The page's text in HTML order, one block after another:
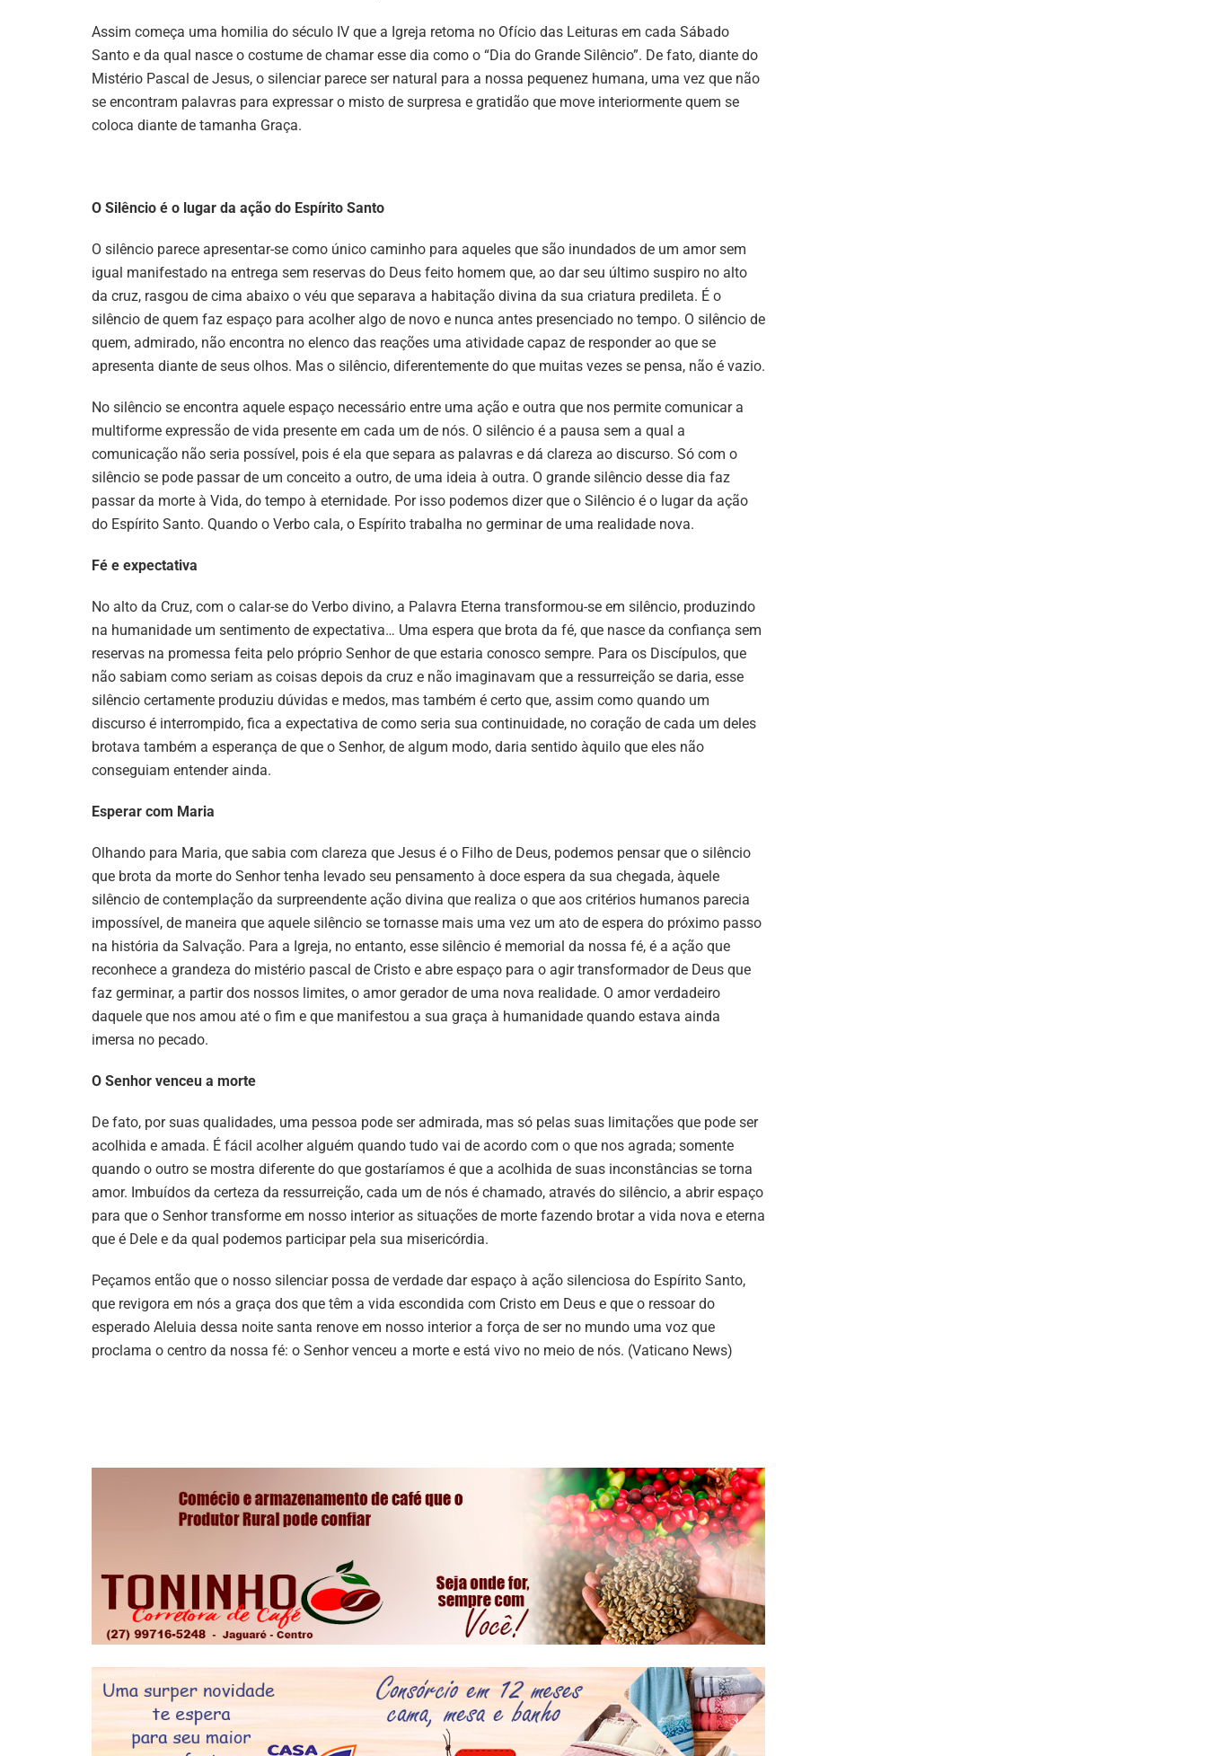
Assim começa uma homilia do século IV que a Igreja retoma no Ofício das Leituras em cada Sábado
Santo e da qual nasce o costume de chamar esse dia como o “Dia do Grande Silêncio”. De fato, diante do
Mistério Pascal de Jesus, o silenciar parece ser natural para a nossa pequenez humana, uma vez que não
se encontram palavras para expressar o misto de surpresa e gratidão que move interiormente quem se
coloca diante de tamanha Graça.
O Silêncio é o lugar da ação do Espírito Santo
O silêncio parece apresentar-se como único caminho para aqueles que são inundados de um amor sem
igual manifestado na entrega sem reservas do Deus feito homem que, ao dar seu último suspiro no alto
da cruz, rasgou de cima abaixo o véu que separava a habitação divina da sua criatura predileta. É o
silêncio de quem faz espaço para acolher algo de novo e nunca antes presenciado no tempo. O silêncio de
quem, admirado, não encontra no elenco das reações uma atividade capaz de responder ao que se
apresenta diante de seus olhos. Mas o silêncio, diferentemente do que muitas vezes se pensa, não é vazio.
No silêncio se encontra aquele espaço necessário entre uma ação e outra que nos permite comunicar a
multiforme expressão de vida presente em cada um de nós. O silêncio é a pausa sem a qual a
comunicação não seria possível, pois é ela que separa as palavras e dá clareza ao discurso. Só com o
silêncio se pode passar de um conceito a outro, de uma ideia à outra. O grande silêncio desse dia faz
passar da morte à Vida, do tempo à eternidade. Por isso podemos dizer que o Silêncio é o lugar da ação
do Espírito Santo. Quando o Verbo cala, o Espírito trabalha no germinar de uma realidade nova.
Fé e expectativa
No alto da Cruz, com o calar-se do Verbo divino, a Palavra Eterna transformou-se em silêncio, produzindo
na humanidade um sentimento de expectativa… Uma espera que brota da fé, que nasce da confiança sem
reservas na promessa feita pelo próprio Senhor de que estaria conosco sempre. Para os Discípulos, que
não sabiam como seriam as coisas depois da cruz e não imaginavam que a ressurreição se daria, esse
silêncio certamente produziu dúvidas e medos, mas também é certo que, assim como quando um
discurso é interrompido, fica a expectativa de como seria sua continuidade, no coração de cada um deles
brotava também a esperança de que o Senhor, de algum modo, daria sentido àquilo que eles não
conseguiam entender ainda.
Esperar com Maria
Olhando para Maria, que sabia com clareza que Jesus é o Filho de Deus, podemos pensar que o silêncio
que brota da morte do Senhor tenha levado seu pensamento à doce espera da sua chegada, àquele
silêncio de contemplação da surpreendente ação divina que realiza o que aos critérios humanos parecia
impossível, de maneira que aquele silêncio se tornasse mais uma vez um ato de espera do próximo passo
na história da Salvação. Para a Igreja, no entanto, esse silêncio é memorial da nossa fé, é a ação que
reconhece a grandeza do mistério pascal de Cristo e abre espaço para o agir transformador de Deus que
faz germinar, a partir dos nossos limites, o amor gerador de uma nova realidade. O amor verdadeiro
daquele que nos amou até o fim e que manifestou a sua graça à humanidade quando estava ainda
imersa no pecado.
O Senhor venceu a morte
De fato, por suas qualidades, uma pessoa pode ser admirada, mas só pelas suas limitações que pode ser
acolhida e amada. É fácil acolher alguém quando tudo vai de acordo com o que nos agrada; somente
quando o outro se mostra diferente do que gostaríamos é que a acolhida de suas inconstâncias se torna
amor. Imbuídos da certeza da ressurreição, cada um de nós é chamado, através do silêncio, a abrir espaço
para que o Senhor transforme em nosso interior as situações de morte fazendo brotar a vida nova e eterna
que é Dele e da qual podemos participar pela sua misericórdia.
Peçamos então que o nosso silenciar possa de verdade dar espaço à ação silenciosa do Espírito Santo,
que revigora em nós a graça dos que têm a vida escondida com Cristo em Deus e que o ressoar do
esperado Aleluia dessa noite santa renove em nosso interior a força de ser no mundo uma voz que
proclama o centro da nossa fé: o Senhor venceu a morte e está vivo no meio de nós. (Vaticano News)